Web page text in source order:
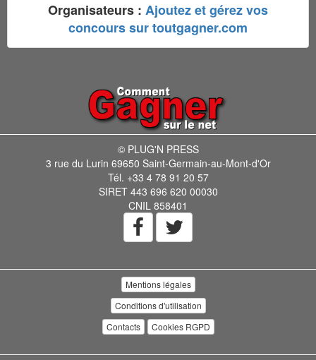
Organisateurs : Ajoutez et gérez vos
concours sur toutgagner.com
© PLUG'N PRESS
3 rue du Lurin 69650 Saint-Germain-au-Mont-d'Or
Tél. +33 4 78 91 20 57
SIRET 443 696 620 00030
CNIL 858401
Mentions légales
Conditions d'utilisation
Contacts
Cookies RGPD